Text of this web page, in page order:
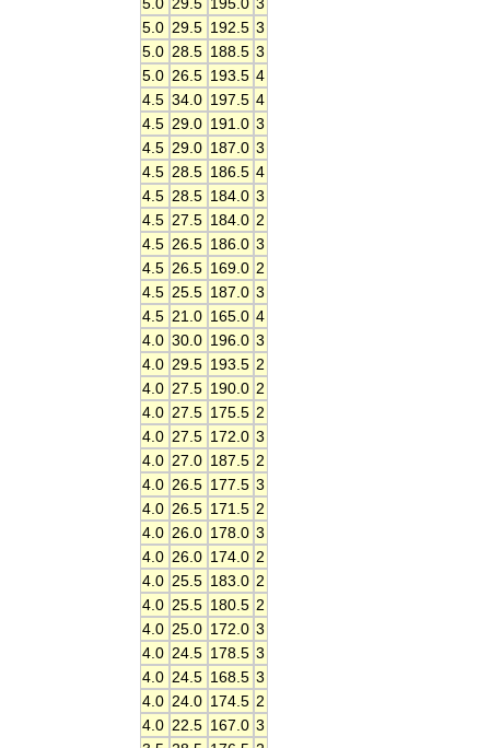
5.0 29.5 192.5 3
5.0 28.5 188.5 3
5.0 26.5 193.5 4
4.5 34.0 197.5 4
4.5 29.0 191.0 3
4.5 29.0 187.0 3
4.5 28.5 186.5 4
4.5 28.5 184.0 3
4.5 27.5 184.0 2
4.5 26.5 186.0 3
4.5 26.5 169.0 2
4.5 25.5 187.0 3
4.5 21.0 165.0 4
4.0 30.0 196.0 3
4.0 29.5 193.5 2
4.0 27.5 190.0 2
4.0 27.5 175.5 2
4.0 27.5 172.0 3
4.0 27.0 187.5 2
4.0 26.5 177.5 3
4.0 26.5 171.5 2
4.0 26.0 178.0 3
4.0 26.0 174.0 2
4.0 25.5 183.0 2
4.0 25.5 180.5 2
4.0 25.0 172.0 3
4.0 24.5 178.5 3
4.0 24.5 168.5 3
4.0 24.0 174.5 2
4.0 22.5 167.0 3